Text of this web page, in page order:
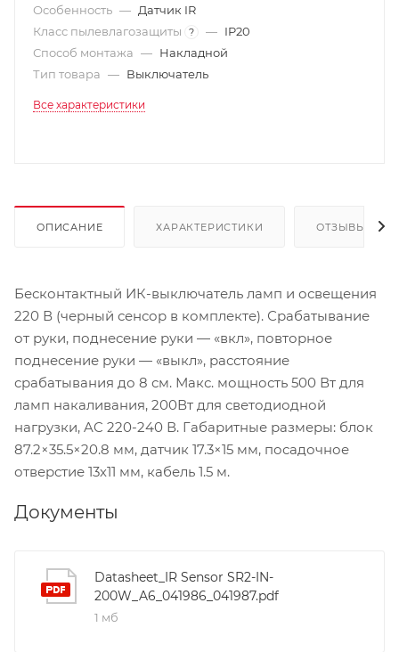
Особенность — Датчик IR
Класс пылевлагозащиты
? — IP20
Способ монтажа — Накладной
Тип товара — Выключатель
Все характеристики
ОПИСАНИЕ ХАРАКТЕРИСТИКИ ОТЗЫВЫ
Бесконтактный ИК-выключатель ламп и освещения
220 В (черный сенсор в комплекте). Срабатывание
от руки, поднесение руки — «вкл», повторное
поднесение руки — «выкл», расстояние
срабатывания до 8 см. Макс. мощность 500 Вт для
ламп накаливания, 200Вт для светодиодной
нагрузки, AC 220-240 В. Габаритные размеры: блок
87.2×35.5×20.8 мм, датчик 17.3×15 мм, посадочное
отверстие 13х11 мм, кабель 1.5 м.
Документы
Datasheet_IR Sensor SR2-IN-
200W_A6_041986_041987.pdf
1 мб